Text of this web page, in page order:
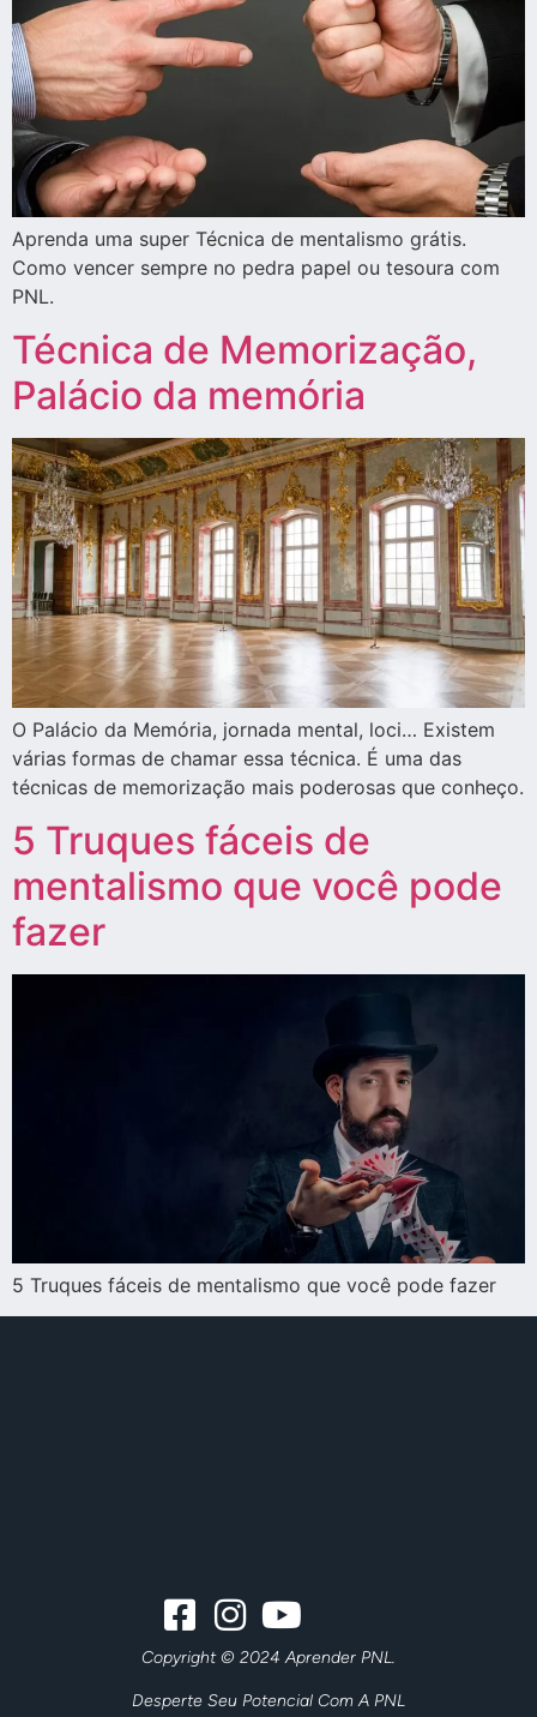
Aprenda uma super Técnica de mentalismo grátis.
Como vencer sempre no pedra papel ou tesoura com
PNL.
Técnica de Memorização,
Palácio da memória
O Palácio da Memória, jornada mental, loci… Existem
várias formas de chamar essa técnica. É uma das
técnicas de memorização mais poderosas que conheço.
5 Truques fáceis de
mentalismo que você pode
fazer
5 Truques fáceis de mentalismo que você pode fazer
Copyright © 2024 Aprender PNL.
Desperte Seu Potencial Com A PNL